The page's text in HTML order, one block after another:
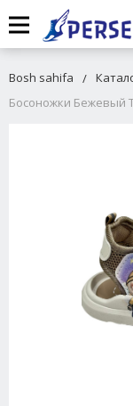
Bosh sahifa
Босоножки Бежевый